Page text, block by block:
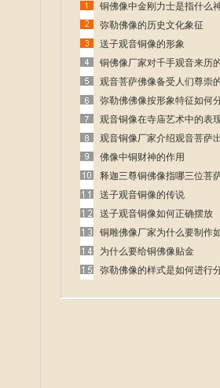
铜佛像中金刚力士是指什么
弥勒佛像的历史文化象征
送子观音铜像的形象
铜佛像厂家对千手观音来历
观音菩萨佛像备受人们尊崇
弥勒佛佛像按形象特征如何
观音铜像在寺庙艺术中的表
观音铜像厂家介绍观音菩萨
的故事
佛像中铜财神的作用
释迦三尊铜佛像指哪三位菩
送子观音铜像的传说
送子观音铜像如何正确摆放
铜雕佛像厂家为什么要制作
呢
为什么要给铜佛像贴金
弥勒佛像的样式是如何进行